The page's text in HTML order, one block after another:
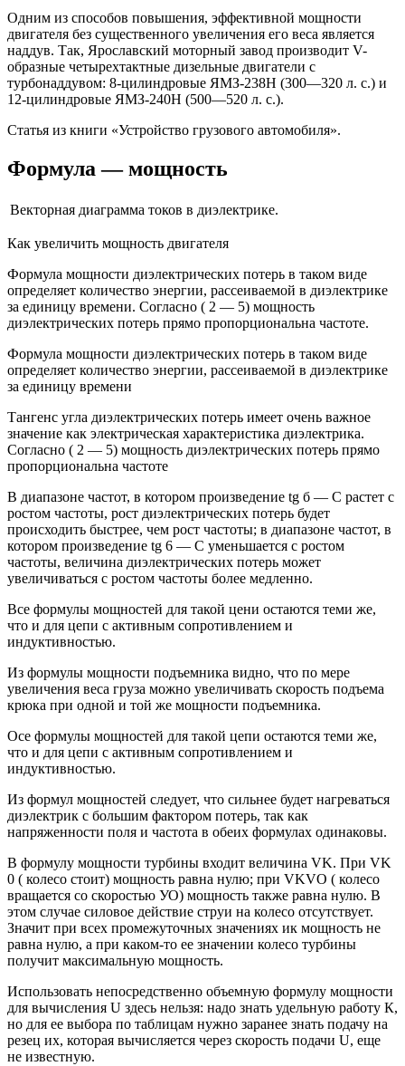
Одним из способов повышения, эффективной мощности
двигателя без существенного увеличения его веса является
наддув. Так, Ярославский моторный завод производит V-
образные четырехтактные дизельные двигатели с
турбонаддувом: 8-цилиндровые ЯМЗ-238Н (300—320 л. с.) и
12-цилиндровые ЯМЗ-240Н (500—520 л. с.).
Статья из книги «Устройство грузового автомобиля».
Формула — мощность
Векторная диаграмма токов в диэлектрике.
Как увеличить мощность двигателя
Формула мощности диэлектрических потерь в таком виде
определяет количество энергии, рассеиваемой в диэлектрике
за единицу времени. Согласно ( 2 — 5) мощность
диэлектрических потерь прямо пропорциональна частоте.
Формула мощности диэлектрических потерь в таком виде
определяет количество энергии, рассеиваемой в диэлектрике
за единицу времени
Тангенс угла диэлектрических потерь имеет очень важное
значение как электрическая характеристика диэлектрика.
Согласно ( 2 — 5) мощность диэлектрических потерь прямо
пропорциональна частоте
В диапазоне частот, в котором произведение tg б — С растет с
ростом частоты, рост диэлектрических потерь будет
происходить быстрее, чем рост частоты; в диапазоне частот, в
котором произведение tg 6 — С уменьшается с ростом
частоты, величина диэлектрических потерь может
увеличиваться с ростом частоты более медленно.
Все формулы мощностей для такой цени остаются теми же,
что и для цепи с активным сопротивлением и
индуктивностью.
Из формулы мощности подъемника видно, что по мере
увеличения веса груза можно увеличивать скорость подъема
крюка при одной и той же мощности подъемника.
Осе формулы мощностей для такой цепи остаются теми же,
что и для цепи с активным сопротивлением и
индуктивностью.
Из формул мощностей следует, что сильнее будет нагреваться
диэлектрик с большим фактором потерь, так как
напряженности поля и частота в обеих формулах одинаковы.
В формулу мощности турбины входит величина VK. При VK
0 ( колесо стоит) мощность равна нулю; при VKVO ( колесо
вращается со скоростью УО) мощность также равна нулю. В
этом случае силовое действие струи на колесо отсутствует.
Значит при всех промежуточных значениях ик мощность не
равна нулю, а при каком-то ее значении колесо турбины
получит максимальную мощность.
Использовать непосредственно объемную формулу мощности
для вычисления U здесь нельзя: надо знать удельную работу К,
но для ее выбора по таблицам нужно заранее знать подачу на
резец их, которая вычисляется через скорость подачи U, еще
не известную.